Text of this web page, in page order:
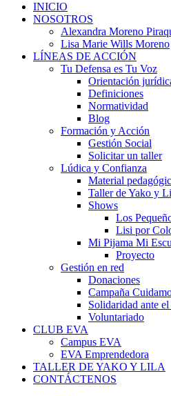
INICIO
NOSOTROS
Alexandra Moreno
Lisa Marie Wills Moreno
LÍNEAS DE ACCIÓN
Tu Defensa es Tu Voz
Orientación
Definiciones
Normatividad
Blog
Formación y Acción
Gestión Social
Solicitar un taller
Lúdica y Confianza
Material
Taller de Yako y
Shows
Los
Lisi por
Mi Pijama Mi
Proyecto
Gestión en red
Donaciones
Campaña
Solidaridad ante
Voluntariado
CLUB EVA
Campus EVA
EVA Emprendedora
TALLER DE YAKO Y LILA
CONTÁCTENOS